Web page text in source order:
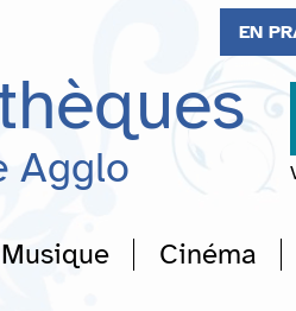
EN
Agglo
Musique Cinéma